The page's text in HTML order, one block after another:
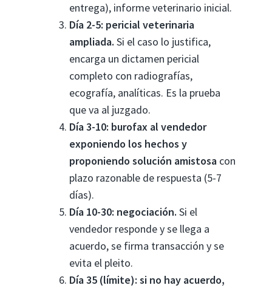
entrega), informe veterinario inicial.
Día 2-5: pericial veterinaria
ampliada. Si el caso lo justifica,
encarga un dictamen pericial
completo con radiografías,
ecografía, analíticas. Es la prueba
que va al juzgado.
Día 3-10: burofax al vendedor
exponiendo los hechos y
proponiendo solución amistosa con
plazo razonable de respuesta (5-7
días).
Día 10-30: negociación. Si el
vendedor responde y se llega a
acuerdo, se firma transacción y se
evita el pleito.
Día 35 (límite): si no hay acuerdo,